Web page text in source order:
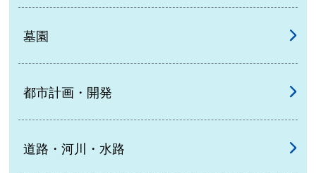
墓園
都市計画・開発
道路・河川・水路